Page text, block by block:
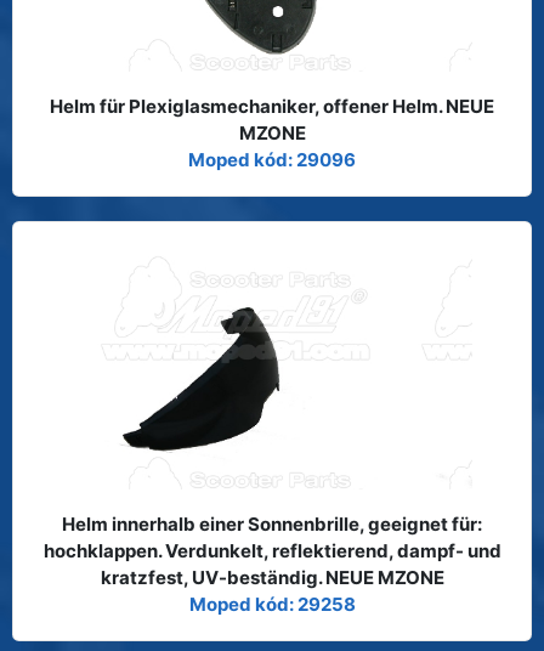
Helm für Plexiglasmechaniker, offener Helm. NEUE
MZONE
Moped kód: 29096
Helm innerhalb einer Sonnenbrille, geeignet für:
hochklappen. Verdunkelt, reflektierend, dampf- und
kratzfest, UV-beständig. NEUE MZONE
Moped kód: 29258